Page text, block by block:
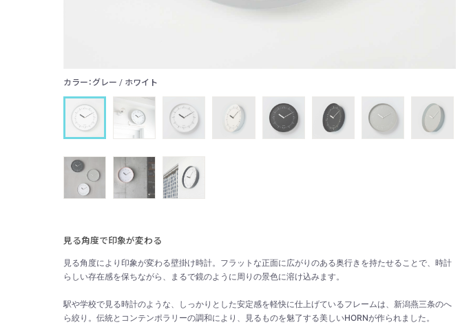
カラー：グレー / ホワイト
見る角度で印象が変わる
見る角度により印象が変わる壁掛け時計。フラットな正面に広がりのある奥行きを持たせることで、時計
らしい存在感を保ちながら、まるで鏡のように周りの景色に溶け込みます。
駅や学校で見る時計のような、しっかりとした安定感を軽快に仕上げているフレームは、新潟燕三条のへ
ら絞り。伝統とコンテンポラリーの調和により、見るものを魅了する美しいHORNが作られました。